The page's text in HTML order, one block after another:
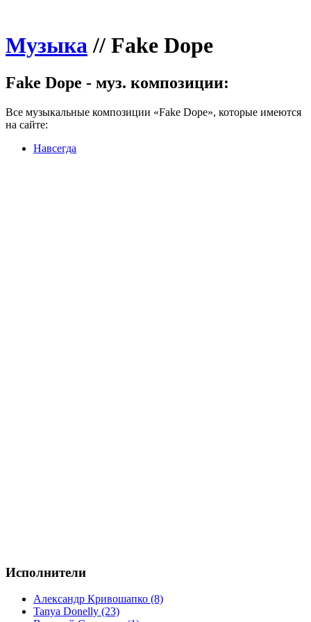
Музыка// Fake Dope
Fake Dope - муз. композиции:
Все музыкальные композиции «Fake Dope», которые имеются
на сайте:
Навсегда
Исполнители
Александр Кривошапко (8)
Tanya Donelly (23)